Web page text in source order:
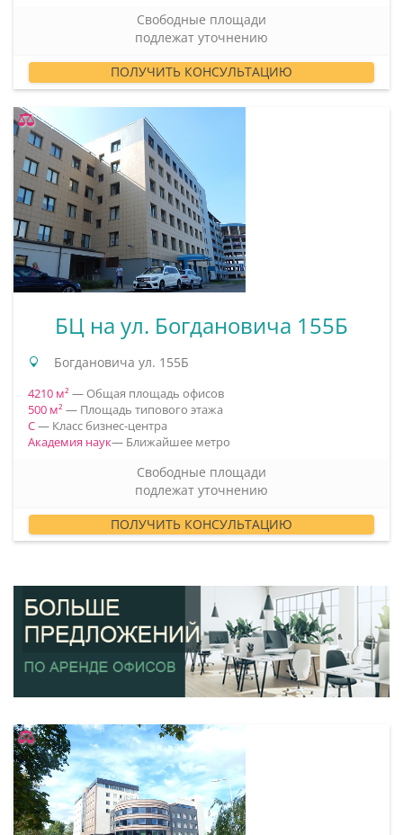
Свободные площади
подлежат уточнению
ПОЛУЧИТЬ КОНСУЛЬТАЦИЮ
БЦ на ул. Богдановича 155Б
Богдановича ул. 155Б
4210 м² — Общая площадь офисов
500 м² — Площадь типового этажа
C— Класс бизнес-центра
Академия наук— Ближайшее метро
Свободные площади
подлежат уточнению
ПОЛУЧИТЬ КОНСУЛЬТАЦИЮ